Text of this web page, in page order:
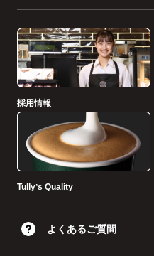
採用情報
Tullyʼs Quality
よくあるご質問